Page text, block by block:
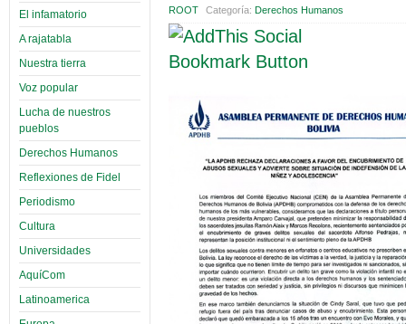
El infamatorio
A rajatabla
Nuestra tierra
Voz popular
Lucha de nuestros
pueblos
Derechos Humanos
Reflexiones de Fidel
Periodismo
Cultura
Universidades
AquíCom
Latinoamerica
ROOT
Categoría: Derechos Humanos